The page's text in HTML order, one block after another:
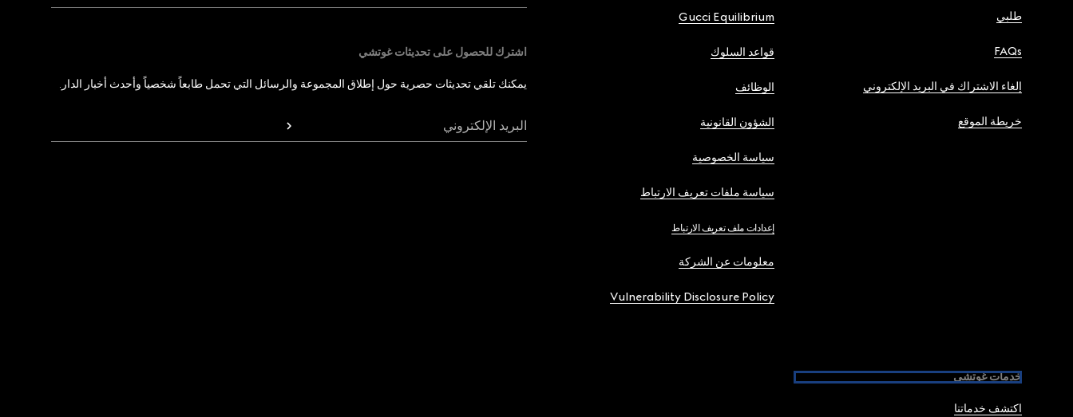
طلبي
FAQs
إلغاء الاشتراك في البريد الإلكتروني
خريطة الموقع
Gucci Equilibrium
قواعد السلوك
الوظائف
الشؤون القانونية
سياسة الخصوصية
سياسة ملفات تعريف الارتباط
إعدادات ملف تعريف الارتباط
معلومات عن الشركة
Vulnerability Disclosure Policy
خدمات غوتشي
اكتشف خدماتنا
اشترك للحصول على تحديثات غوتشي
يمكنك تلقي تحديثات حصرية حول إطلاق المجموعة والرسائل التي تحمل طابعاً شخصياً وأحدث أخبار الدار.
البريد الإلكتروني